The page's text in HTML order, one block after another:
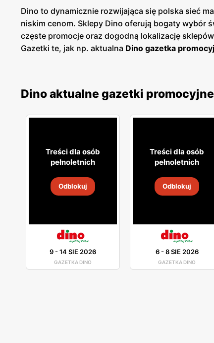
Dino to dynamicznie rozwijająca się polska sieć
niskim cenom. Sklepy Dino oferują bogaty wybór
częste promocje oraz dogodną lokalizację
Gazetki te, jak np. aktualna Dino gazetka
planować swoje zakupy i korzystać z
które umożliwiają dodatkowe oszczędności przy
blisko domu. Firma stawia na wysoką jakość
jakość, świeżość i niskie ceny idą w parze,
Dino aktualne gazetki promocyjne
Treści dla osób
pełnoletnich
Odblokuj
9-14 SIE 2026
GAZETKA DINO
Treści dla osób
pełnoletnich
Odblokuj
6-8 SIE 2026
GAZETKA DINO